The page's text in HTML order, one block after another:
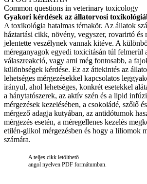
Common questions in veterinary toxicology
Gyakori kérdések az állatorvosi
A toxikológia hatalmas témakör. Az állatok
háztartási cikk, növény, vegyszer, rovarirtó és
jelentette veszélynek vannak kitéve. A
méreganyagok egyedi toxicitásán túl felmerül
válaszreakció, vagy ami még fontosabb, a
különbségek kérdése. Ez az áttekintés az
lehetséges mérgezésekkel kapcsolatos
irányul, ahol lehetséges, konkrét esetekkel
a hánytatószerek, az aktív szén és a lipid
mérgezések kezelésében, a csokoládé, szőlő
mérgező adagja kutyában, az antidótumok
mérgezés esetén, a méregellenes kezelés
etilén-glikol mérgezésben és hogy a liliomok
számára.
A teljes cikk letőlthető
angol nyelven PDF formátumban.